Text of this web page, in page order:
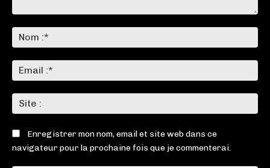
:*
:*
:
Enregistrer mon nom, email et site web dans ce
navigateur pour la prochaine fois que je commenterai.